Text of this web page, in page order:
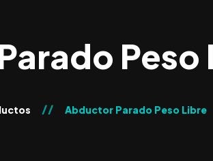
Peso
Abductor Parado Peso Libre